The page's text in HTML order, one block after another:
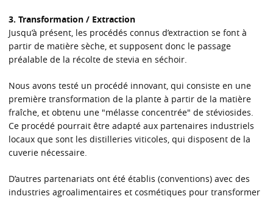
3. Transformation / Extraction
Jusqu’à présent, les procédés connus d’extraction se font à
partir de matière sèche, et supposent donc le passage
préalable de la récolte de stevia en séchoir.
Nous avons testé un procédé innovant, qui consiste en une
première transformation de la plante à partir de la matière
fraîche, et obtenu une "mélasse concentrée" de stéviosides.
Ce procédé pourrait être adapté aux partenaires industriels
locaux que sont les distilleries viticoles, qui disposent de la
cuverie nécessaire.
D’autres partenariats ont été établis (conventions) avec des
industries agroalimentaires et cosmétiques pour transformer